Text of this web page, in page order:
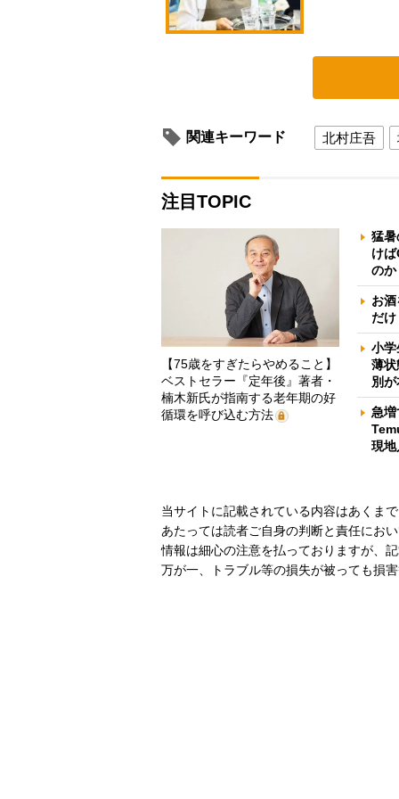
関連キーワード 北村庄吾
注目TOPIC
【75歳をすぎたらやめること】
ベストセラー『定年後』著者・
楠木新氏が指南する老年期の好
循環を呼び込む方法
猛
け
のか
お
だ
小
薄
別
急
現地
当サイトに記載されている内容はあくま
あたっては読者ご自身の判断と責任にお
情報は細心の注意を払っておりますが、
万が一、トラブル等の損失が被っても損